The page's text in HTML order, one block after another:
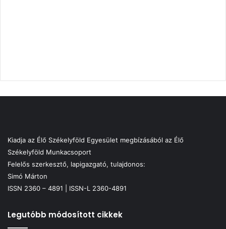
Kiadja az Élő Székelyföld Egyesület megbízásából az Élő
Székelyföld Munkacsoport
Felelős szerkesztő, lapigazgató, tulajdonos:
Simó Márton
ISSN 2360 – 4891 | ISSN-L 2360-4891
Legutóbb módosított cikkek